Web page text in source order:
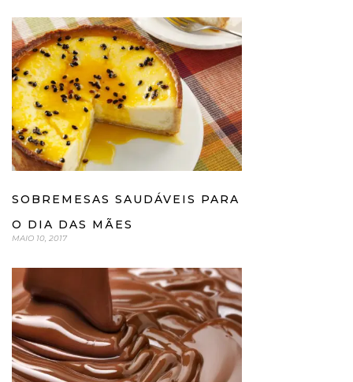
SOBREMESAS SAUDÁVEIS PARA
O DIA DAS MÃES
MAIO 10, 2017